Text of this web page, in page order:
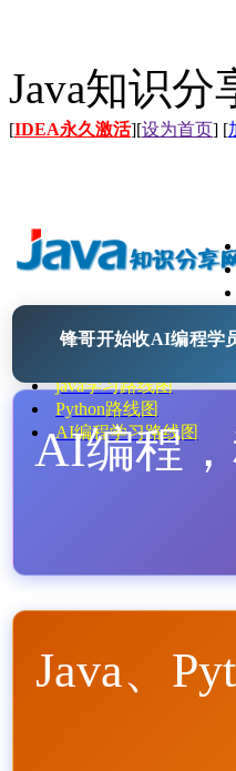
Java知识
[IDEA永久激活][设为首页] [
Java开源项目
java学习路线图
Python路线图
AI编程学习路线图
锋哥开始收AI编程学
AI编程
Java、